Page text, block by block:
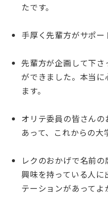
たです。
手厚く先輩方がサポー
先輩方が企画して下
ができました。本当
ます。
オリテ委員の皆さん
あって、これからの大
レクのおかげで名前
興味を持っている人
テーションがあっ